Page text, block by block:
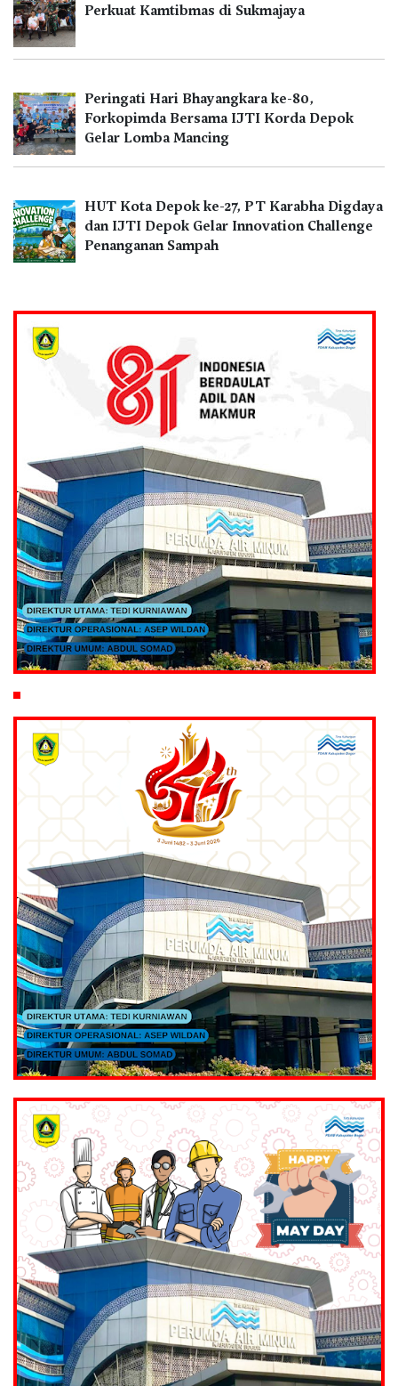
Perkuat Kamtibmas di Sukmajaya
Peringati Hari Bhayangkara ke-80,
Forkopimda Bersama IJTI Korda Depok
Gelar Lomba Mancing
HUT Kota Depok ke-27, PT Karabha Digdaya
dan IJTI Depok Gelar Innovation Challenge
Penanganan Sampah